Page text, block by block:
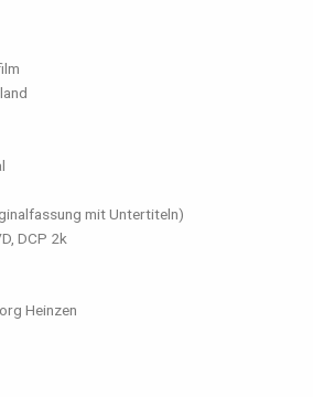
mit Untertiteln)
DCP 2k
Heinzen